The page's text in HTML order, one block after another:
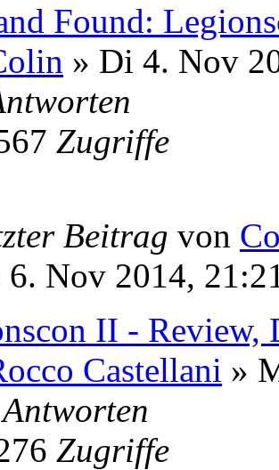
Found:
» Di 4. Nov
Zugriffe
Beitrag von
6. Nov 2014,
II - Review,
Castellani »
Antworten
Zugriffe